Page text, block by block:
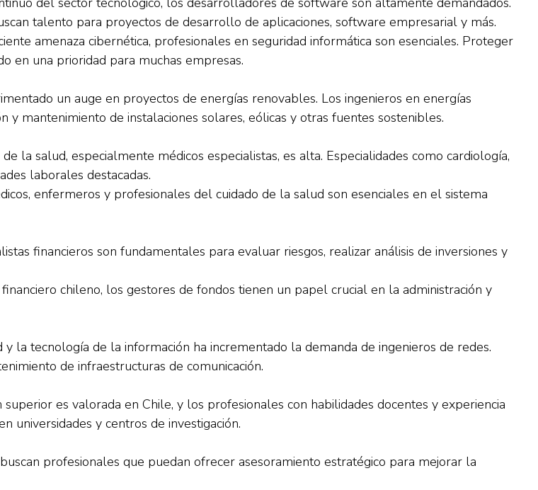
talento para proyectos de desarrollo de aplicaciones, software empresarial y más.
amenaza cibernética, profesionales en seguridad informática son esenciales. Proteger
en una prioridad para muchas empresas.
un auge en proyectos de energías renovables. Los ingenieros en energías
mantenimiento de instalaciones solares, eólicas y otras fuentes sostenibles.
la salud, especialmente médicos especialistas, es alta. Especialidades como cardiología,
laborales destacadas.
enfermeros y profesionales del cuidado de la salud son esenciales en el sistema
financieros son fundamentales para evaluar riesgos, realizar análisis de inversiones y
chileno, los gestores de fondos tienen un papel crucial en la administración y
la tecnología de la información ha incrementado la demanda de ingenieros de redes.
de infraestructuras de comunicación.
es valorada en Chile, y los profesionales con habilidades docentes y experiencia
universidades y centros de investigación.
profesionales que puedan ofrecer asesoramiento estratégico para mejorar la